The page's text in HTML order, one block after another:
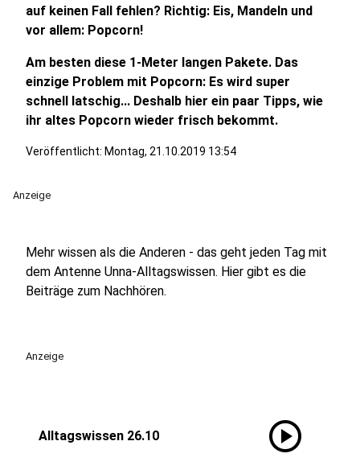
auf keinen Fall fehlen? Richtig: Eis, Mandeln und
vor allem: Popcorn!
Am besten diese 1-Meter langen Pakete. Das
einzige Problem mit Popcorn: Es wird super
schnell latschig... Deshalb hier ein paar Tipps, wie
ihr altes Popcorn wieder frisch bekommt.
Veröffentlicht: Montag, 21.10.2019 13:54
Anzeige
Mehr wissen als die Anderen - das geht jeden Tag mit
dem Antenne Unna-Alltagswissen. Hier gibt es die
Beiträge zum Nachhören.
Anzeige
Alltagswissen 26.10 play_circle